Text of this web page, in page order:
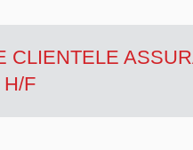
CLIENTELE
H/F